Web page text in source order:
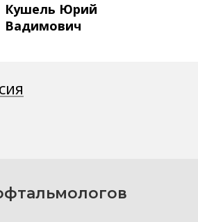
Кушель Юрий
Вадимович